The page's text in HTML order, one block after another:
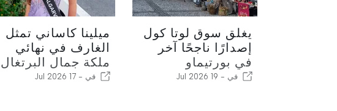
يغلق سوق لوتا كول
إصدارًا ناجحًا آخر
في بورتيماو
في - 19 Jul 2026
ميلينا كاساني تمثل
الغارف في نهائي
ملكة جمال البرتغال
في - 17 Jul 2026